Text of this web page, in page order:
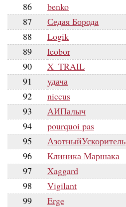
86
benko
87
Седая Борода
88
Logik
89
leobor
90
X_TRAIL
91
удача
92
niccus
93
АИПалыч
94
pourquoi pas
95
АзотныйУскоритель
96
Клиника Маршака
97
Xaggard
98
Vigilant
99
Erge